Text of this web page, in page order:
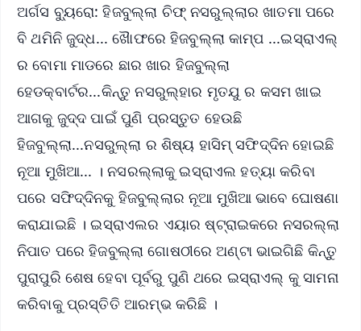
ଅର୍ଗସ ବ୍ୟୁରୋ: ହିଜବୁଲ୍ଲା ଚିଫ୍ ନସରୁଲ୍ଲାର ଖାତମା ପରେ
ବି ଥମିନି ଜୁଦ୍ଧ... ଖୈାଫରେ ହିଜବୁଲ୍ଲା କାମ୍ପ ...ଇସ୍ରାଏଲ୍
ର ବୋମା ମାଡରେ ଛାର ଖାର ହିଜବୁଲ୍ଲା
ହେଡକ୍ବାର୍ଟର...କିନ୍ତୁ ନସରୁଲ୍ହାର ମୃତଯୁ ର କସମ ଖାଇ
ଆଗକୁ ଜୁଦ୍ଦ ପାଇଁ ପୁଣି ପ୍ରସ୍ତୁତ ହେଉଛି
ହିଜବୁଲ୍ଲା...ନସରୁଲ୍ଲା ର ଶିଷ୍ୟ ହାସିମ୍ ସଫିଦ୍ଦିନ ହୋଇଛି
ନୂଆ ମୁଖିଆ... । ନସରଲ୍ଲାକୁ ଇସ୍ରାଏଲ ହତ୍ୟା କରିବା
ପରେ ସଫିଦ୍ଦିନକୁ ହିଜବୁଲ୍ଲାର ନୂଆ ମୁଖିଆ ଭାବେ ଘୋଷଣା
କରାଯାଇଛି । ଇସ୍ରାଏଲର ଏୟାର ଷ୍ଟ୍ରାଇକରେ ନସରଲ୍ଲା
ନିପାତ ପରେ ହିଜବୁଲ୍ଲା ଗୋଷଠୀରେ ଅଣ୍ଟା ଭାଇଗିଛି କିନ୍ତୁ
ପୁରାପୁରି ଶେଷ ହେବା ପୂର୍ବରୁ ପୁଣି ଥରେ ଇସ୍ରାଏଲ୍ କୁ ସାମନା
କରିବାକୁ ପ୍ରସ୍ତିତି ଆରମ୍ଭ କରିଛି ।